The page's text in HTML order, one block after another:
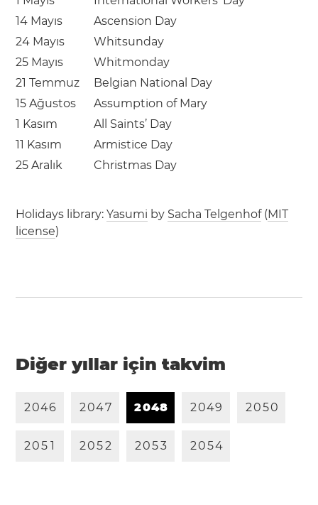
14 Mayıs
Ascension Day
24 Mayıs
Whitsunday
25 Mayıs
Whitmonday
21 Temmuz
Belgian National Day
15 Ağustos
Assumption of Mary
1 Kasım
All Saints’ Day
11 Kasım
Armistice Day
25 Aralık
Christmas Day
Holidays library:Yasumi by Sacha Telgenhof(MIT
license)
Diğer yıllar için takvim
2046 2047 2048 2049 2050
205 1 2052 2053 2054